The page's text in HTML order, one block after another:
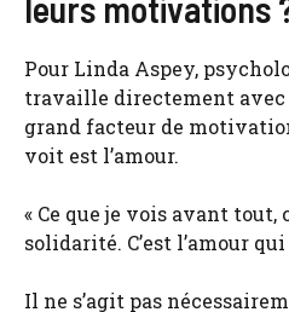
Pour Linda Aspey,
travaille directement
grand facteur de
voit est l’amour.
« Ce que je vois avant tout,
solidarité. C’est l’amour
Il ne s’agit pas